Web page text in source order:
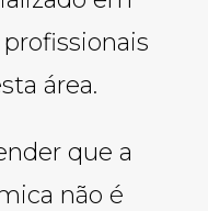
área.
que a
não é